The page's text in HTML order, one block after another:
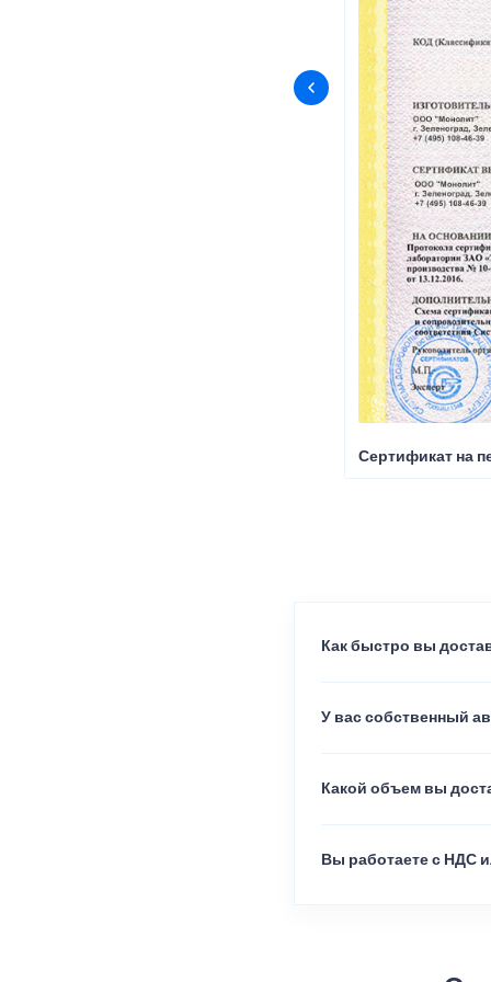
Сертификат на
Как быстро вы
У вас собственный
Какой объем вы
Вы работаете с НДС